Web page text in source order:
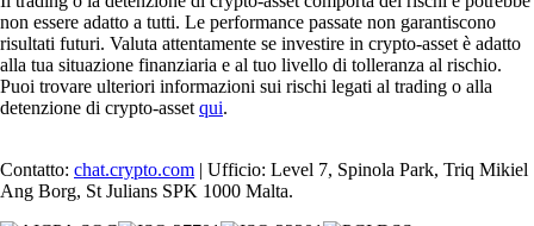
non essere adatto a tutti. Le performance passate non garantiscono
risultati futuri. Valuta attentamente se investire in crypto-asset è adatto
alla tua situazione finanziaria e al tuo livello di tolleranza al rischio.
Puoi trovare ulteriori informazioni sui rischi legati al trading o alla
detenzione di crypto-asset qui.
Contatto: chat.crypto.com | Ufficio: Level 7, Spinola Park, Triq Mikiel
Ang Borg, St Julians SPK 1000 Malta.